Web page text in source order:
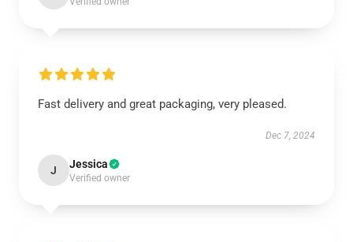
Fast delivery and great packaging, very pleased.
Dec 7, 2024
J Jessica
Verified owner